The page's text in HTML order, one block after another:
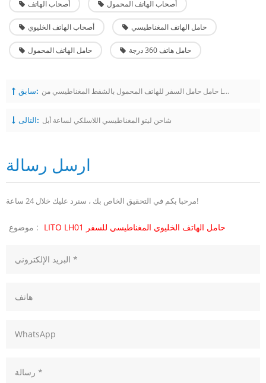
أصحاب الهاتف أصحاب الهاتف المحمول
أصحاب الهاتف الخليوي حامل الهاتف المغناطيسي
حامل الهاتف المحمول حامل هاتف 360 درجة
سابق: حامل حامل السفر للهاتف المحمول بالشفط المغناطيسي من LITO W03 للسيارة
التالى: شاحن ليتو المغناطيسي اللاسلكي لساعة أبل
ارسل رسالة
مرحبا بكم في التحقيق الخاص بك ، سنرد عليك خلال 24 ساعة!
موضوع : LITO LH01 حامل الهاتف الخليوي المغناطيسي للسفر